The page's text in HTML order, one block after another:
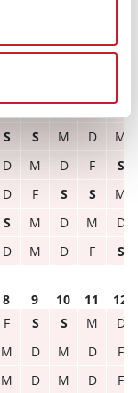
Zeitraum
M D F S
S
S S M D
M
D M D F
S
D F S S
M
S M D M
D
D M D F S
8 9 10 11
12
F S S M
D
M D M D
F
M D M D
F